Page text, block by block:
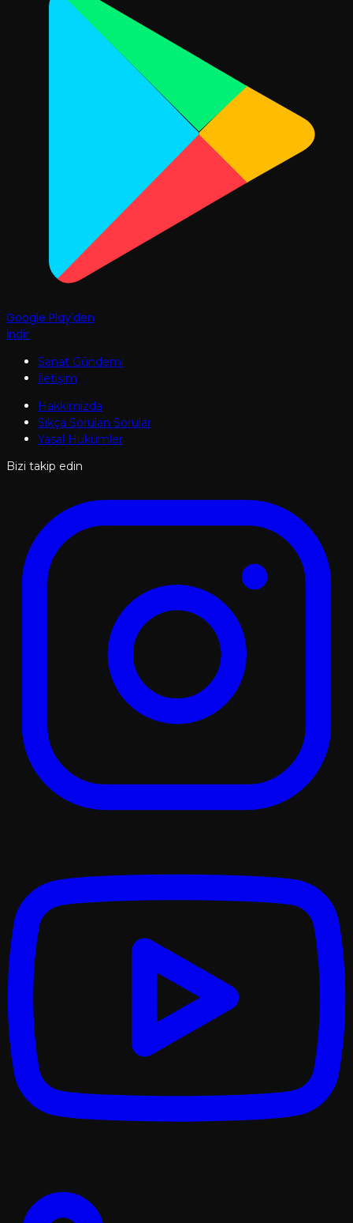
Google Play'den
İndir
Sanat Gündemi
İletişim
Hakkımızda
Sıkça Sorulan Sorular
Yasal Hükümler
Bizi takip edin